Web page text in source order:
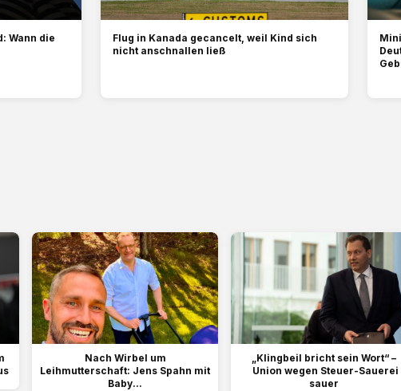
Wann die
Flug in Kanada gecancelt, weil Kind sich
nicht anschnallen ließ
Nach Wirbel um
Leihmutterschaft: Jens Spahn mit
Baby...
„Klingbeil bricht sein Wort“ –
Union wegen Steuer-Sauerei
sauer